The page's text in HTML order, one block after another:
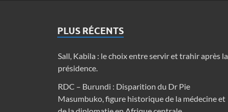
PLUS RÉCENTS
Sall, Kabila : le choix entre servir et trahir après la
présidence.
RDC – Burundi : Disparition du Dr Pie
Masumbuko, figure historique de la médecine et